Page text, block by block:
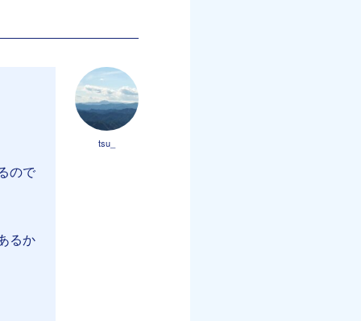
tsu_
ので
るか